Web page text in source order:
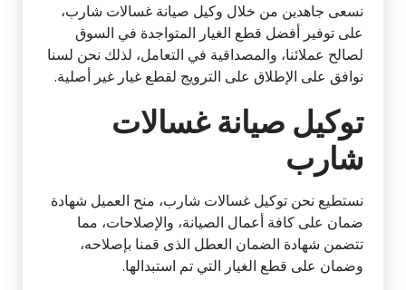
نسعى جاهدين من خلال وكيل صيانة غسالات شارب،
على توفير أفضل قطع الغيار المتواجدة في السوق
لصالح عملائنا، والمصداقية في التعامل، لذلك نحن لسنا
نوافق على الإطلاق على الترويج لقطع غيار غير أصلية.
توكيل صيانة غسالات
شارب
نستطيع نحن توكيل غسالات شارب، منح العميل شهادة
ضمان على كافة أعمال الصيانة، والإصلاحات، مما
تتضمن شهادة الضمان العطل الذى قمنا بإصلاحه،
وضمان على قطع الغيار التي تم استبدالها.